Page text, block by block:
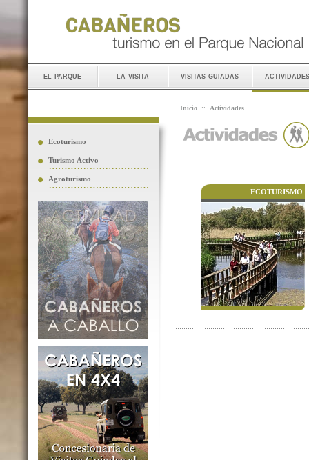
el parque la visita visitas guiadas actividades
Ecoturismo
Turismo Activo
Agroturismo
Inicio :: Actividades
ECOTURISMO